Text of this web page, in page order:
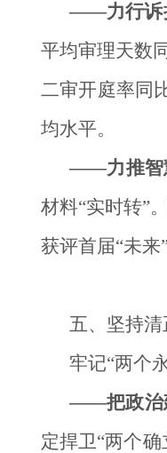
——力行诉
平均审理天数
二审开庭率同
均水平。
——力推智
材料“实时转”
获评首届“未
五、坚持
牢记“两个
——把政治
定捍卫“两个